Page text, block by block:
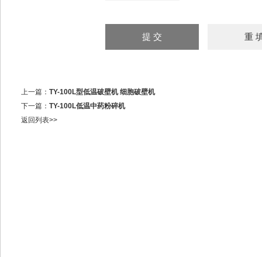
上一篇： TY-100L型低温破壁机 细胞破壁机
下一篇： TY-100L低温中药粉碎机
返回列表>>